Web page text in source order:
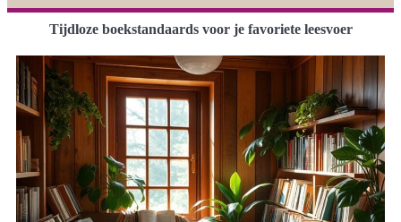
Tijdloze boekstandaards voor je favoriete leesvoer